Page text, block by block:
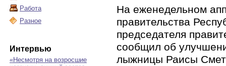
Работа
Разное
Интервью
«Несмотря на возросшие
На еженедельном
правительства
председателя
сообщил об
лыжницы Раисы